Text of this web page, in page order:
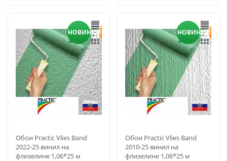
НОВИНКА!
Обои Practic Vlies Band
2022-25 винил на
флизелине 1,06*25 м
НОВИНКА!
Обои Practic Vlies Band
2010-25 винил на
флизелине 1,06*25 м